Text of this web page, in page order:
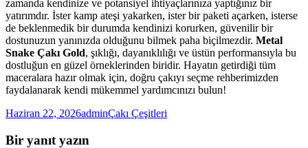
zamanda kendinize ve potansiyel ihtiyaçlarınıza yaptığınız bir
yatırımdır. İster kamp ateşi yakarken, ister bir paketi açarken, isterse
de beklenmedik bir durumda kendinizi korurken, güvenilir bir
dostunuzun yanınızda olduğunu bilmek paha biçilmezdir. Metal
Snake Çakı Gold, şıklığı, dayanıklılığı ve üstün performansıyla bu
dostluğun en güzel örneklerinden biridir. Hayatın getirdiği tüm
maceralara hazır olmak için, doğru çakıyı seçme rehberimizden
faydalanarak kendi mükemmel yardımcınızı bulun!
Yayın
Haziran 22, 2026Yazar
adminKategoriler
Çakı Çeşitleri
Bir yanıt yazın